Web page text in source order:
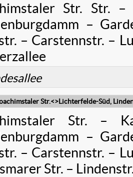
Str. Str. –
–
– Carstennstr. –
Str.<>Lichterfelde-Süd,
Str. –
–
– Carstennstr. –
Str. –